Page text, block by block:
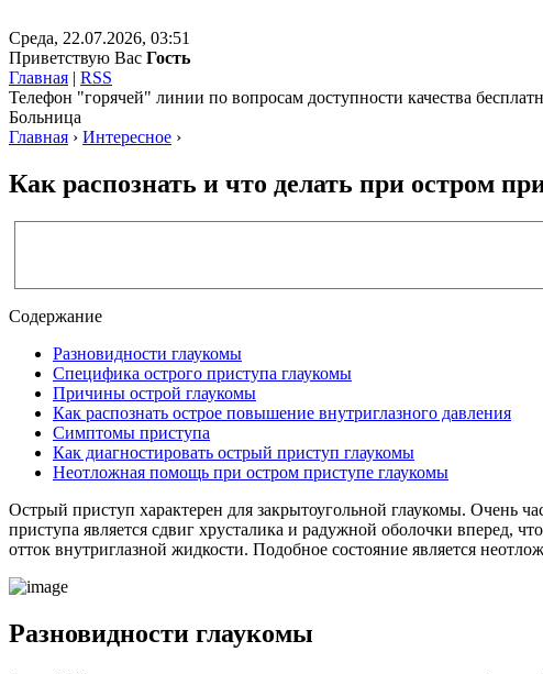
Среда, 22.07.2026, 03:51
Приветствую Вас Гость
Главная | RSS
Телефон "горячей" линии по вопросам доступности качества
Больница
Главная › Интересное ›
Как распознать и что делать при остром
Содержание
Разновидности глаукомы
Специфика острого приступа глаукомы
Причины острой глаукомы
Как распознать острое повышение внутриглазного давления
Симптомы приступа
Как диагностировать острый приступ глаукомы
Неотложная помощь при остром приступе глаукомы
Острый приступ характерен для закрытоугольной глаукомы. Очень
приступа является сдвиг хрусталика и радужной оболочки вперед,
отток внутриглазной жидкости. Подобное состояние является
Разновидности глаукомы